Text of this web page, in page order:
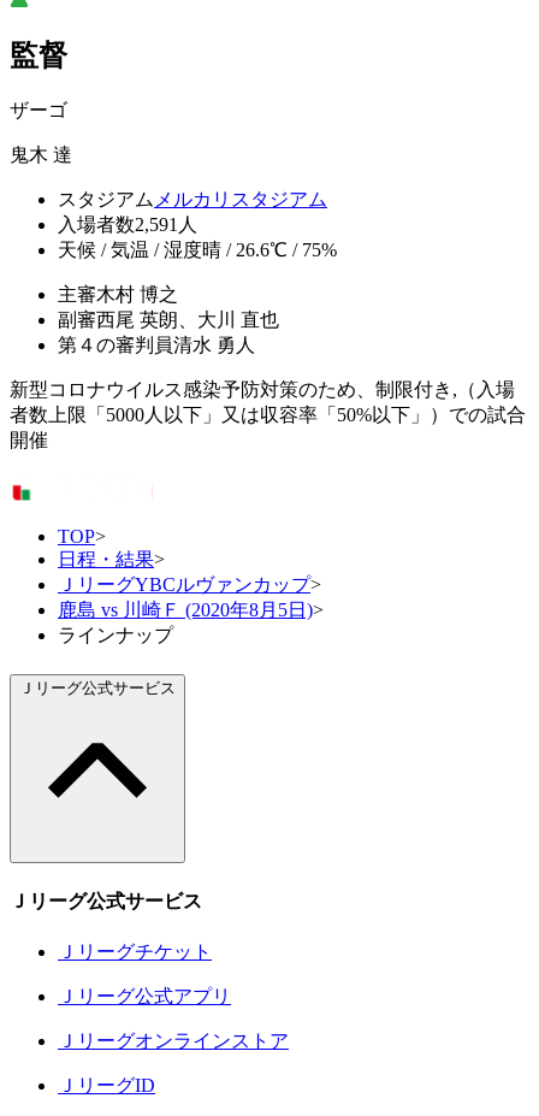
監督
ザーゴ
鬼木 達
スタジアム メルカリスタジアム
入場者数2,591人
天候 / 気温 / 湿度晴 / 26.6℃ / 75%
主審木村 博之
副審西尾 英朗、大川 直也
第４の審判員清水 勇人
新型コロナウイルス感染予防対策のため、制限付き,（入場
者数上限「5000人以下」又は収容率「50%以下」）での試合
開催
TOP>
日程・結果>
ＪリーグYBCルヴァンカップ>
鹿島 vs 川崎Ｆ (2020年8月5日)>
ラインナップ
Ｊリーグ公式サービス
Ｊリーグ公式サービス
Ｊリーグチケット
Ｊリーグ公式アプリ
Ｊリーグオンラインストア
ＪリーグID